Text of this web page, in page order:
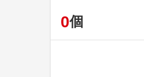
0個